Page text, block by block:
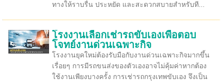
ทางให้ราบรื่น ประหยัด และสะดวกสบายสำหรับที...
โรงงานเลือกเช่ารถขับเองเพื่อตอบ
โจทย์งานด่วนเฉพาะกิจ
โรงงานยุคใหม่ต้องรับมือกับงานด่วนเฉพาะกิจมากขึ้น
เรื่อยๆ การมีรถขนส่งของตัวเองอาจไม่คุ้มค่าหากต้อง
ใช้งานเพียงบางครั้ง การเช่ารถกรุงเทพขับเอง จึงเป็น